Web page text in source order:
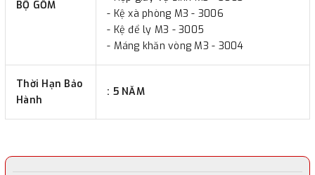
BỘ GỒM
- Kệ xà phòng M3 - 3006
- Kệ để ly M3 - 3005
- Máng khăn vòng M3 - 3004
Thời Hạn Bảo
Hành
: 5 NĂM